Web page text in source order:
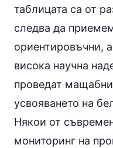
таблицата са от
следва да
ориентировъчни,
висока научна
проведат
усвояването на
Някои от
мониторинг на